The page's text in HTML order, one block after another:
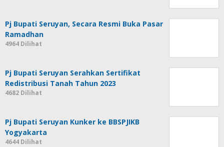
Pj Bupati Seruyan, Secara Resmi Buka Pasar
Ramadhan
4964 Dilihat
Pj Bupati Seruyan Serahkan Sertifikat
Redistribusi Tanah Tahun 2023
4682 Dilihat
Pj Bupati Seruyan Kunker ke BBSPJIKB
Yogyakarta
4644 Dilihat